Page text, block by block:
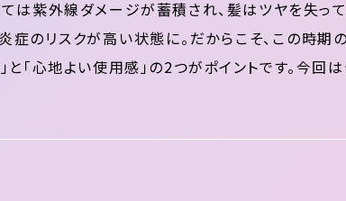
は紫外線ダメージが蓄積され、髪はツヤを失って
症のリスクが高い状態に。だからこそ、この時期
「心地よい使用感」の2つがポイントです。今回は